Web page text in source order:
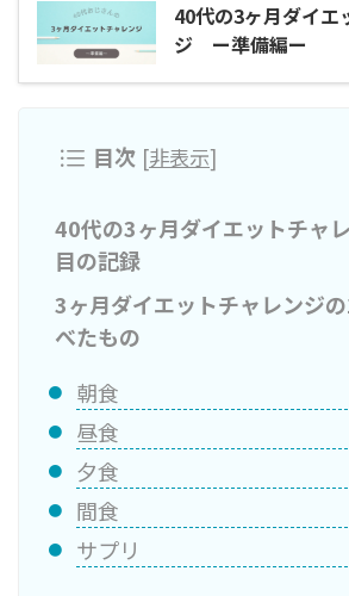
40代の3ヶ月ダイエ
ジ ー準備編ー
目次 [非表示]
40代の3ヶ月ダイエットチャ
目の記録
3ヶ月ダイエットチャレンジ
べたもの
朝食
昼食
夕食
間食
サプリ